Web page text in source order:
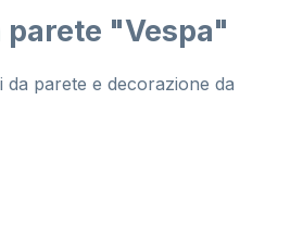
parete "Vespa"
da parete e decorazione da